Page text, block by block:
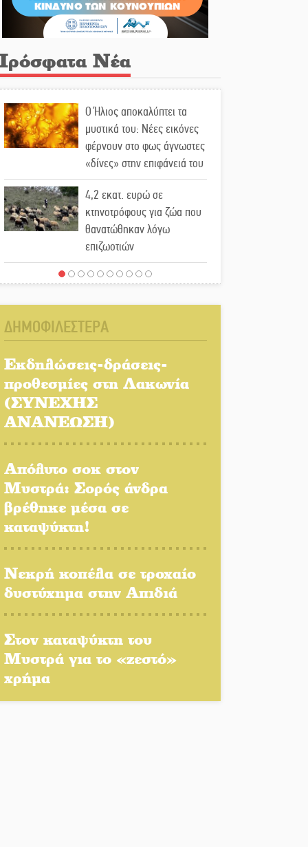
Νέα
Ο Ήλιος αποκαλύπτει τα
μυστικά του: Νέες εικόνες
φέρνουν στο φως άγνωστες
«δίνες» στην επιφάνειά του
4,2 εκατ. ευρώ σε
κτηνοτρόφους για ζώα που
θανατώθηκαν λόγω
επιζωοτιών
Η ψυχολογία της ανατροπής
Ένα «ταξίδι» τέχνης και
Τα Λαγκάδια κρατούν
ζωντανή την τέχνη της
πέτρας
Ελεωνόρας Ζουγανέλη το
Σαϊνοπούλειο
Πλούσιο πολιτιστικό
πρόγραμμα δίνει «χρώμα»
Χασισοφυτεία στην
Παλαιοπαναγιά ξεσκέπασε η
Μπαρόκ μελωδίες κάτω
ΔΗΜΟΦΙΛΕΣΤΕΡΑ
Εκδηλώσεις-δράσεις-
προθεσμίες στη Λακωνία
(ΣΥΝΕΧΗΣ
ΑΝΑΝΕΩΣΗ)
Απόλυτο σοκ στον
Μυστρά: Σορός άνδρα
βρέθηκε μέσα σε
καταψύκτη!
Νεκρή κοπέλα σε τροχαίο
δυστύχημα στην Απιδιά
Στον καταψύκτη του
Μυστρά για το «ζεστό»
χρήμα